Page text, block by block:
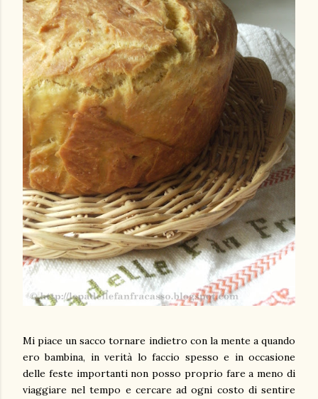
Mi piace un sacco tornare indietro con la mente a quando
ero bambina, in verità lo faccio spesso e in occasione
delle feste importanti non posso proprio fare a meno di
viaggiare nel tempo e cercare ad ogni costo di sentire